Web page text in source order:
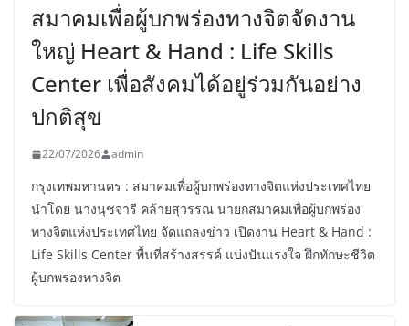
สมาคมเพื่อผู้บกพร่องทางจิตจัดงาน
ใหญ่ Heart & Hand : Life Skills
Center เพื่อสังคมได้อยู่ร่วมกันอย่าง
ปกติสุข
22/07/2026 admin
กรุงเทพมหานคร : สมาคมเพื่อผู้บกพร่องทางจิตแห่งประเทศไทย
นำโดย นางนุชจารี คล้ายสุวรรณ นายกสมาคมเพื่อผู้บกพร่อง
ทางจิตแห่งประเทศไทย จัดแถลงข่าว เปิดงาน Heart & Hand :
Life Skills Center พื้นที่สร้างสรรค์ แบ่งปันแรงใจ ฝึกทักษะชีวิต
ผู้บกพร่องทางจิต